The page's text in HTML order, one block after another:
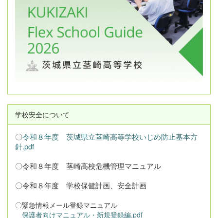
学校安全について
〇令和８年度 茨城県立茎崎高等学校いじめ防止基本方
針.pdf
〇令和８年度 茎崎高校危機管理マニュアル
〇令和８年度 学校保健計画、安全計画
〇緊急情報メール登録マニュアル
保護者向けマニュアル・新規登録編.pdf